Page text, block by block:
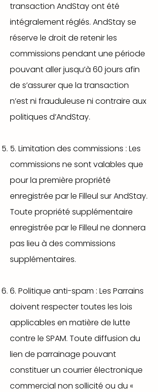
transaction AndStay ont été
intégralement réglés. AndStay se
réserve le droit de retenir les
commissions pendant une période
pouvant aller jusqu’à 60 jours afin
de s’assurer que la transaction
n’est ni frauduleuse ni contraire aux
politiques d’AndStay.
5. Limitation des commissions : Les
commissions ne sont valables que
pour la première propriété
enregistrée par le Filleul sur AndStay.
Toute propriété supplémentaire
enregistrée par le Filleul ne donnera
pas lieu à des commissions
supplémentaires.
6. Politique anti-spam : Les Parrains
doivent respecter toutes les lois
applicables en matière de lutte
contre le SPAM. Toute diffusion du
lien de parrainage pouvant
constituer un courrier électronique
commercial non sollicité ou du «